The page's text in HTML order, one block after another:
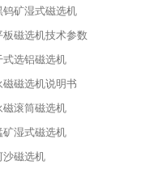
钨矿湿式磁选机
板磁选机技术参数
式选铝磁选机
磁磁选机说明书
磁滚筒磁选机
矿湿式磁选机
沙磁选机